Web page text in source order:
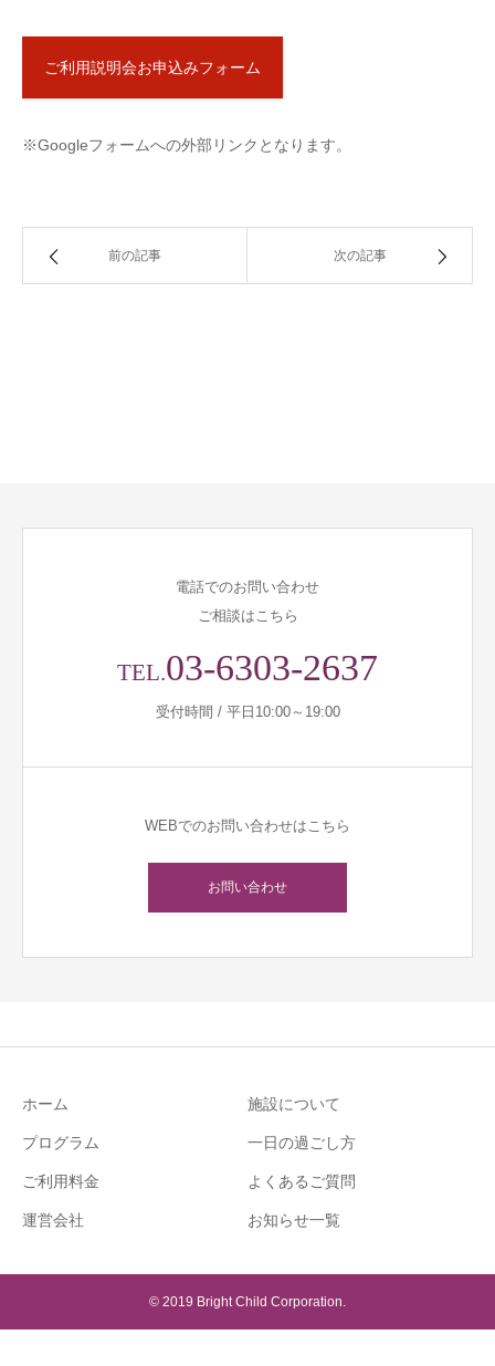
ご利用説明会お申込みフォーム
※Googleフォームへの外部リンクとなります。
前の記事 次の記事
電話でのお問い合わせ
ご相談はこちら
TEL.03-6303-2637
受付時間 / 平日10:00～19:00
WEBでのお問い合わせはこちら
お問い合わせ
ホーム 施設について
プログラム 一日の過ごし方
ご利用料金 よくあるご質問
運営会社 お知らせ一覧
© 2019 Bright Child Corporation.